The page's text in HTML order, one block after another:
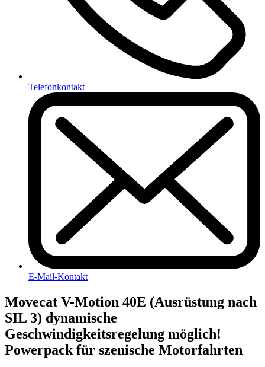
Telefonkontakt
E-Mail-Kontakt
Movecat V-Motion 40E (Ausrüstung nach
SIL 3) dynamische
Geschwindigkeitsregelung möglich!
Powerpack für szenische Motorfahrten